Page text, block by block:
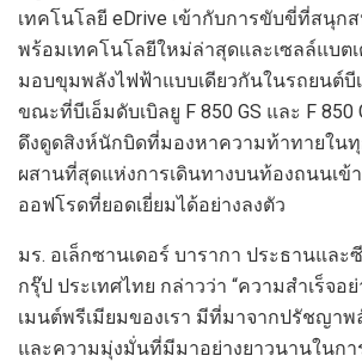
เทคโนโลยี eDrive เข้ากับการขับขี่ที่สนุก
พร้อมเทคโนโลยีใหม่ล่าสุดและเซลล์แบต
มอบขุมพลังไฟฟ้าแบบเดียวกันในรถยนต์บี
ขณะที่บีเอ็มดับเบิลยู F 850 GS และ F 850
ดึงดูดสิงห์นักบิดที่มองหาความท้าทายใน
ผสานที่สุดแห่งการเดินทางบนท้องถนนเข้
ออฟโรดที่ยอดเยี่ยมได้อย่างลงตัว
มร. อเล็กซานเดอร์ บารากา ประธานและ
กรุ๊ป ประเทศไทย กล่าวว่า “ความสำเร็จอ
เมนต์พรีเมียมของเรา มีที่มาจากปรัชญาพ
และความมุ่งมั่นที่มีมาอย่างยาวนานในก